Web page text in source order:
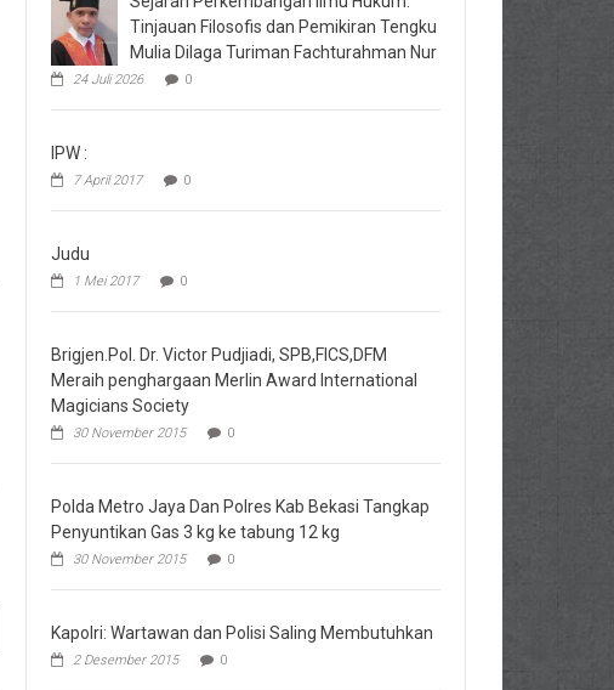
Tinjauan Filosofis dan Pemikiran Tengku
Mulia Dilaga Turiman Fachturahman Nur
24 Juli 2026 0
IPW :
7 April 2017 0
Judu
1 Mei 2017 0
Brigjen.Pol. Dr. Victor Pudjiadi, SPB,FICS,DFM
Meraih penghargaan Merlin Award International
Magicians Society
30 November 2015 0
Polda Metro Jaya Dan Polres Kab Bekasi Tangkap
Penyuntikan Gas 3 kg ke tabung 12 kg
30 November 2015 0
Kapolri: Wartawan dan Polisi Saling Membutuhkan
2 Desember 2015 0